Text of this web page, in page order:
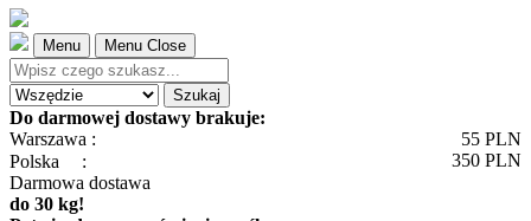
Menu Menu Close
Szukaj
Do darmowej dostawy brakuje:
Warszawa :
55 PLN
Polska
: 350 PLN
Darmowa dostawa
do 30 kg!